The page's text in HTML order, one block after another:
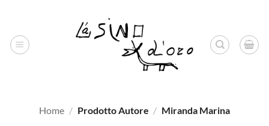
contenuti
Home / Prodotto Autore / Miranda Marina